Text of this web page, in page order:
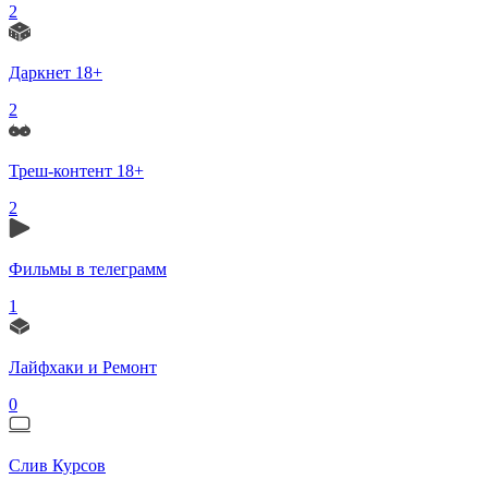
2
Даркнет 18+
2
Треш-контент 18+
2
Фильмы в телеграмм
1
Лайфхаки и Ремонт
0
Слив Курсов